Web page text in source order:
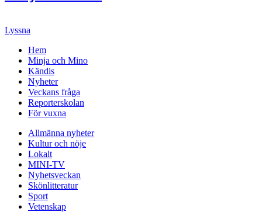
Lyssna
Hem
Minja och Mino
Kändis
Nyheter
Veckans fråga
Reporterskolan
För vuxna
Allmänna nyheter
Kultur och nöje
Lokalt
MINI-TV
Nyhetsveckan
Skönlitteratur
Sport
Vetenskap